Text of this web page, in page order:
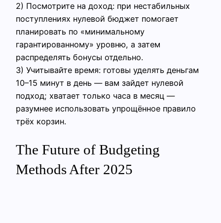
2) Посмотрите на доход: при нестабильных
поступлениях нулевой бюджет помогает
планировать по «минимальному
гарантированному» уровню, а затем
распределять бонусы отдельно.
3) Учитывайте время: готовы уделять деньгам
10–15 минут в день — вам зайдет нулевой
подход; хватает только часа в месяц —
разумнее использовать упрощённое правило
трёх корзин.
The Future of Budgeting
Methods After 2025